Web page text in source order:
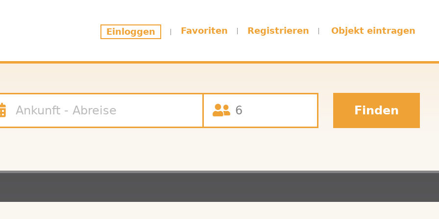
Einloggen Favoriten Registrieren Objekt eintragen
Finden